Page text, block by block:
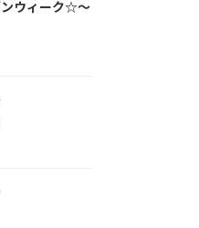
ウィーク☆～